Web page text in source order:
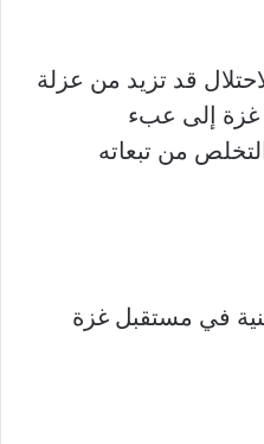
قد تزيد من عزلة
غزة إلى عبء
من تبعاته
في مستقبل غزة